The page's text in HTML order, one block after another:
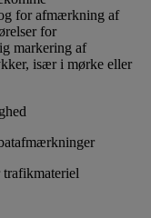
for afmærkning af
for
markering af
især i mørke eller